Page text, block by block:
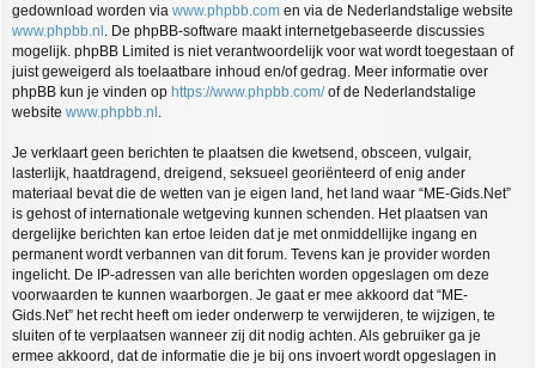
gedownload worden via www.phpbb.com en via de Nederlandstalige website
www.phpbb.nl . De phpBB-software maakt internetgebaseerde discussies
mogelijk. phpBB Limited is niet verantwoordelijk voor wat wordt toegestaan of
juist geweigerd als toelaatbare inhoud en/of gedrag. Meer informatie over
phpBB kun je vinden op https://www.phpbb.com/of de Nederlandstalige
website www.phpbb.nl
Je verklaart geen berichten te plaatsen die kwetsend, obsceen, vulgair,
lasterlijk, haatdragend, dreigend, seksueel georiënteerd of enig ander
materiaal bevat die de wetten van je eigen land, het land waar “ME-Gids.Net”
is gehost of internationale wetgeving kunnen schenden. Het plaatsen van
dergelijke berichten kan ertoe leiden dat je met onmiddellijke ingang en
permanent wordt verbannen van dit forum. Tevens kan je provider worden
ingelicht. De IP-adressen van alle berichten worden opgeslagen om deze
voorwaarden te kunnen waarborgen. Je gaat er mee akkoord dat “ME-
Gids.Net” het recht heeft om ieder onderwerp te verwijderen, te wijzigen, te
sluiten of te verplaatsen wanneer zij dit nodig achten. Als gebruiker ga je
ermee akkoord, dat de informatie die je bij ons invoert wordt opgeslagen in